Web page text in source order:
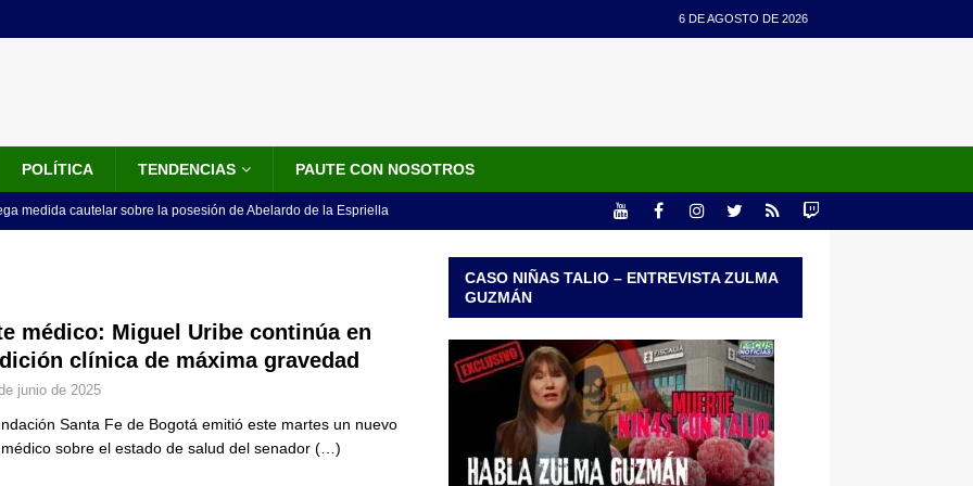
6 DE AGOSTO DE 2026
POLÍTICA TENDENCIAS PAUTE CON NOSOTROS
medida cautelar sobre la posesión de Abelardo de la Espriella
influencer César Gastélum: qué se sabe de la investigación y por
ENTRETENIMIENTO
cuenta regresiva para la posesión presidencial de Abelardo De La
y día sin carro
médico: Miguel Uribe continúa en
clínica de máxima gravedad
junio de 2025
Santa Fe de Bogotá emitió este martes un nuevo
sobre el estado de salud del senador (…)
CASO NIÑAS TALIO – ENTREVISTA ZULMA
GUZMÁN